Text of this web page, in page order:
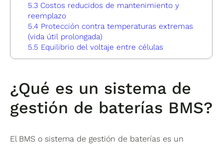
5.3 Costos reducidos de mantenimiento y
reemplazo
5.4 Protección contra temperaturas extremas
(vida útil prolongada)
5.5 Equilibrio del voltaje entre células
¿Qué es un sistema de
gestión de baterías BMS?
El BMS o sistema de gestión de baterías es un